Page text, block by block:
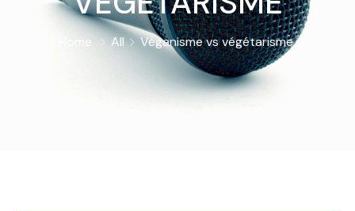
Home All Véganisme vs végétarisme